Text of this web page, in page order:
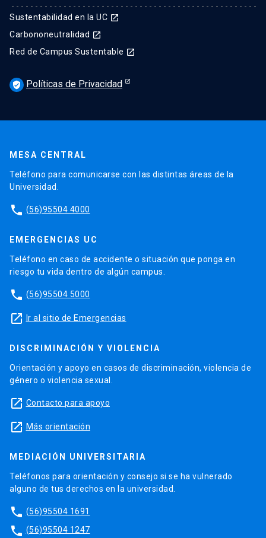
Sustentabilidad en la UC launch
Carbononeutralidad launch
Red de Campus Sustentable launch
verified_user Políticas de Privacidad
MESA CENTRAL
Teléfono para comunicarse con las distintas áreas de la
Universidad.
phone (56)95504 4000
EMERGENCIAS UC
Teléfono en caso de accidente o situación que ponga en
riesgo tu vida dentro de algún campus.
phone (56)95504 5000
launch Ir al sitio de Emergencias
DISCRIMINACIÓN Y VIOLENCIA
Orientación y apoyo en casos de discriminación, violencia de
género o violencia sexual.
launch Contacto para apoyo
launch Más orientación
MEDIACIÓN UNIVERSITARIA
Teléfonos para orientación y consejo si se ha vulnerado
alguno de tus derechos en la universidad.
phone (56)95504 1691
phone (56)95504 1247